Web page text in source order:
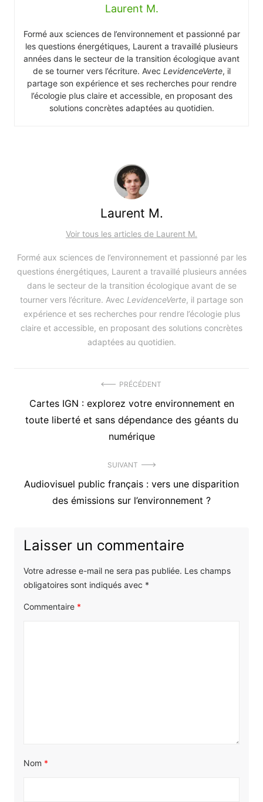
Laurent M.
Formé aux sciences de l’environnement et passionné par
les questions énergétiques, Laurent a travaillé plusieurs
années dans le secteur de la transition écologique avant
de se tourner vers l’écriture. Avec LevidenceVerte, il
partage son expérience et ses recherches pour rendre
l’écologie plus claire et accessible, en proposant des
solutions concrètes adaptées au quotidien.
Laurent M.
Voir tous les articles de Laurent M.
Formé aux sciences de l’environnement et passionné par les
questions énergétiques, Laurent a travaillé plusieurs années
dans le secteur de la transition écologique avant de se
tourner vers l’écriture. Avec LevidenceVerte, il partage son
expérience et ses recherches pour rendre l’écologie plus
claire et accessible, en proposant des solutions concrètes
adaptées au quotidien.
de
PRÉCÉDENT
Précédent
article
Cartes IGN : explorez votre environnement en
toute liberté et sans dépendance des géants du
numérique
SUIVANT
Article
Audiovisuel public français : vers une disparition
des émissions sur l’environnement ?
Laisser un commentaire
Votre adresse e-mail ne sera pas publiée. Les champs
obligatoires sont indiqués avec *
Commentaire *
Nom *